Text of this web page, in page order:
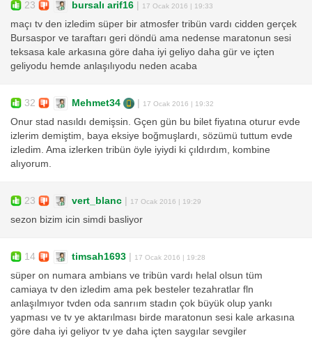
23 bursalı arif16 17 Ocak 2016 | 19:33
maçı tv den izledim süper bir atmosfer tribün vardı cidden gerçek
Bursaspor ve taraftarı geri döndü ama nedense maratonun sesi
teksasa kale arkasına göre daha iyi geliyo daha gür ve içten
geliyodu hemde anlaşılıyodu neden acaba
32 Mehmet34 17 Ocak 2016 | 19:32
Onur stad nasıldı demişsin. Gçen gün bu bilet fiyatına oturur evde
izlerim demiştim, baya eksiye boğmuşlardı, sözümü tuttum evde
izledim. Ama izlerken tribün öyle iyiydi ki çıldırdım, kombine
alıyorum.
23 vert_blanc 17 Ocak 2016 | 19:29
sezon bizim icin simdi basliyor
14 timsah1693 17 Ocak 2016 | 19:28
süper on numara ambians ve tribün vardı helal olsun tüm
camiaya tv den izledim ama pek besteler tezahratlar fln
anlaşılmıyor tvden oda sanrıım stadın çok büyük olup yankı
yapması ve tv ye aktarılması birde maratonun sesi kale arkasına
göre daha iyi geliyor tv ye daha içten saygılar sevgiler